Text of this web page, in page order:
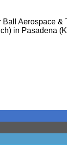
Aerospace
in Pasadena